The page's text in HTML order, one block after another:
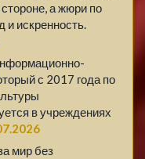
а жюри по
и искренность.
с 2017 года по
в учреждениях
мир без